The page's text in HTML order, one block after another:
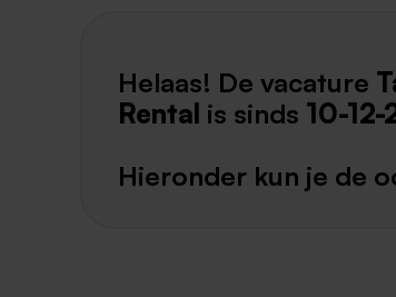
Helaas! De vacature
Rental is sinds 10-
Hieronder kun je de